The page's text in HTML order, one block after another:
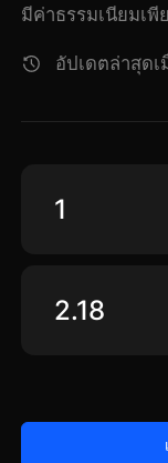
มีค่าธรรมเนียมเพี
อัปเดตล่าสุด